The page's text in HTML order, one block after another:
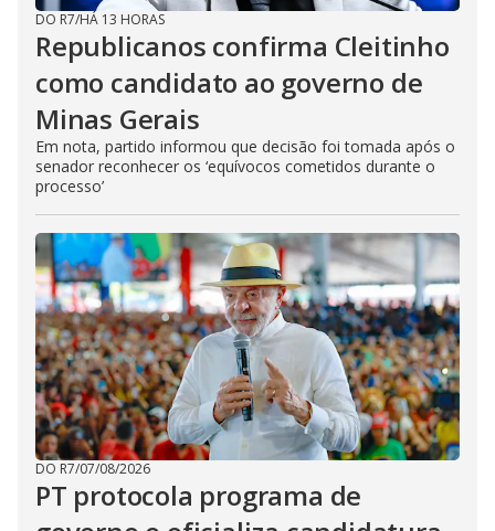
DO R7/HÁ 13 HORAS
Republicanos confirma Cleitinho
como candidato ao governo de
Minas Gerais
Em nota, partido informou que decisão foi tomada após o
senador reconhecer os ‘equívocos cometidos durante o
processo’
DO R7/07/08/2026
PT protocola programa de